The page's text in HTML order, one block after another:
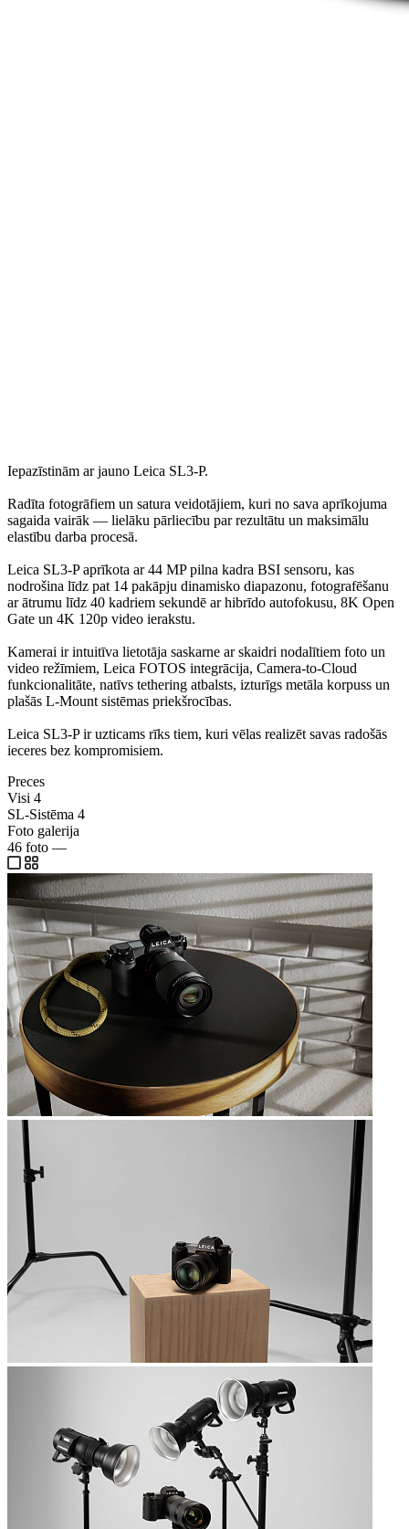
Iepazīstinām ar jauno Leica SL3-P.
Radīta fotogrāfiem un satura veidotājiem, kuri no sava aprīkojuma
sagaida vairāk — lielāku pārliecību par rezultātu un maksimālu
elastību darba procesā.
Leica SL3-P aprīkota ar 44 MP pilna kadra BSI sensoru, kas
nodrošina līdz pat 14 pakāpju dinamisko diapazonu, fotografēšanu
ar ātrumu līdz 40 kadriem sekundē ar hibrīdo autofokusu, 8K Open
Gate un 4K 120p video ierakstu.
Kamerai ir intuitīva lietotāja saskarne ar skaidri nodalītiem foto un
video režīmiem, Leica FOTOS integrācija, Camera-to-Cloud
funkcionalitāte, natīvs tethering atbalsts, izturīgs metāla korpuss un
plašās L-Mount sistēmas priekšrocības.
Leica SL3-P ir uzticams rīks tiem, kuri vēlas realizēt savas radošās
ieceres bez kompromisiem.
Preces
Visi 4
SL-Sistēma 4
Foto galerija
46 foto —